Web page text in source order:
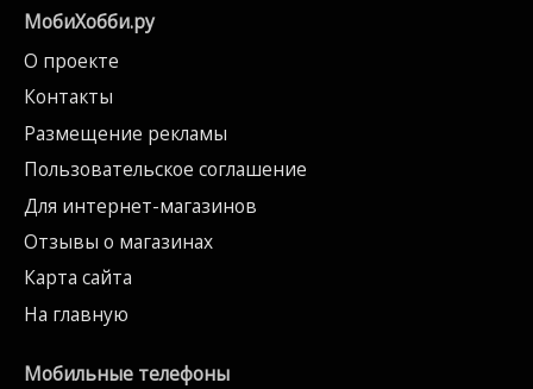
МобиХобби.ру
О проекте
Контакты
Размещение рекламы
Пользовательское соглашение
Для интернет-магазинов
Отзывы о магазинах
Карта сайта
На главную
Мобильные телефоны